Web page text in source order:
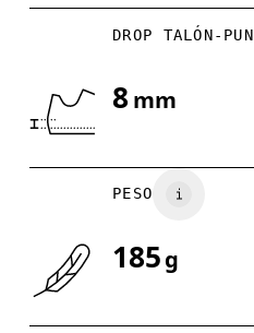
3
Arrastra en sentido horizontal para
DROP TALÓN-
8 mm
PESO
185g